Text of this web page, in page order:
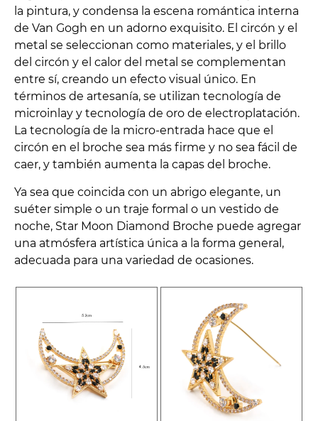
la pintura, y condensa la escena romántica interna
de Van Gogh en un adorno exquisito. El circón y el
metal se seleccionan como materiales, y el brillo
del circón y el calor del metal se complementan
entre sí, creando un efecto visual único. En
términos de artesanía, se utilizan tecnología de
microinlay y tecnología de oro de electroplatación.
La tecnología de la micro-entrada hace que el
circón en el broche sea más firme y no sea fácil de
caer, y también aumenta la capas del broche.
Ya sea que coincida con un abrigo elegante, un
suéter simple o un traje formal o un vestido de
noche, Star Moon Diamond Broche puede agregar
una atmósfera artística única a la forma general,
adecuada para una variedad de ocasiones.